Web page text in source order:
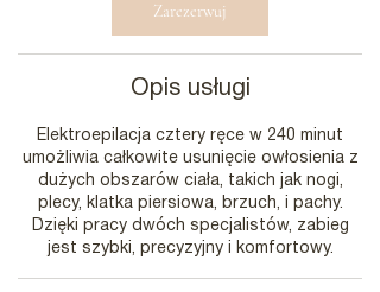
3
0
m
i
Zarezerwuj
Opis usługi
Elektroepilacja cztery ręce w 240 minut
umożliwia całkowite usunięcie owłosienia z
dużych obszarów ciała, takich jak nogi,
plecy, klatka piersiowa, brzuch, i pachy.
Dzięki pracy dwóch specjalistów, zabieg
jest szybki, precyzyjny i komfortowy.